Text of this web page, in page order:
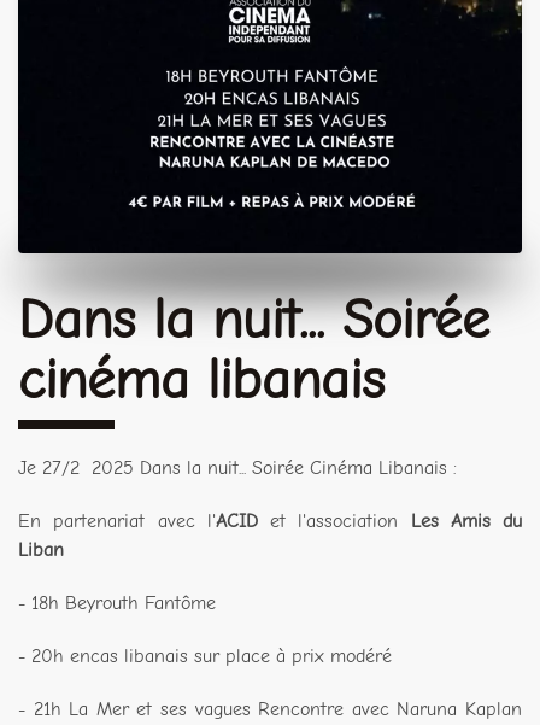
Dans la nuit... Soirée
cinéma libanais
Je 27/2 2025 Dans la nuit... Soirée Cinéma Libanais :
En partenariat avec l'ACIDet l'association Les Amis du
Liban
- 18h Beyrouth Fantôme
- 20h encas libanais sur place à prix modéré
- 21h La Mer et ses vagues Rencontre avec Naruna Kaplan